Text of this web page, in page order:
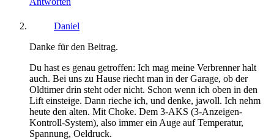
Daniel
Danke für den Beitrag.
Du hast es genau getroffen: Ich mag meine Verbrenner halt
auch. Bei uns zu Hause riecht man in der Garage, ob der
Oldtimer drin steht oder nicht. Schon wenn ich oben in den
Lift einsteige. Dann rieche ich, und denke, jawoll. Ich nehm
heute den alten. Mit Choke. Dem 3-AKS (3-Anzeigen-
Kontroll-System), also immer ein Auge auf Temperatur,
Spannung, Oeldruck.